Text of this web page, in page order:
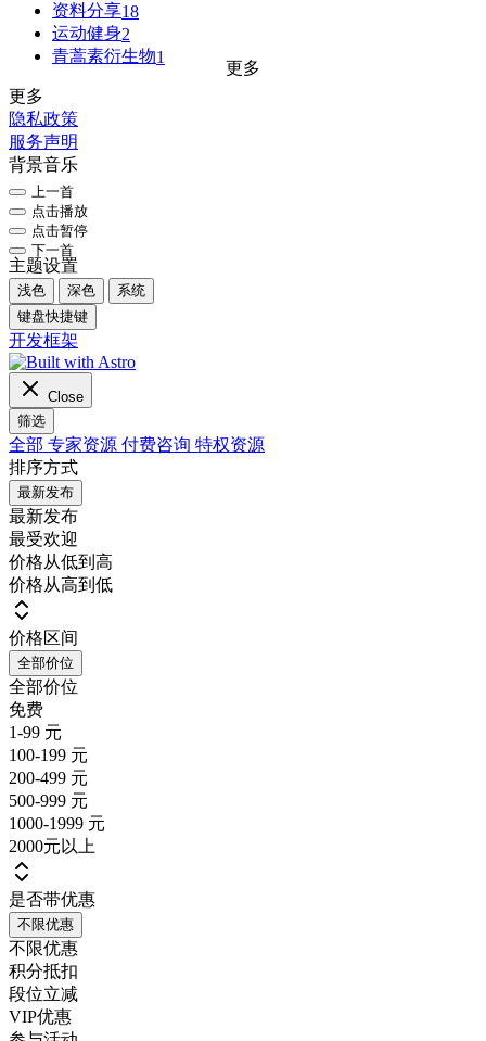
资料分享18
运动健身2
青蒿素衍生物1
更多
更多
隐私政策
服务声明
背景音乐
上一首
点击播放
点击暂停
下一首
主题设置
浅色 深色
系统
键盘快捷键
开发框架
Close
筛选
全部 专家资源 付费咨询 特权资源
排序方式
最新发布
最新发布
最受欢迎
价格从低到高
价格从高到低
价格区间
全部价位
全部价位
免费
1-99 元
100-199 元
200-499 元
500-999 元
1000-1999 元
2000元以上
是否带优惠
不限优惠
不限优惠
积分抵扣
段位立减
VIP优惠